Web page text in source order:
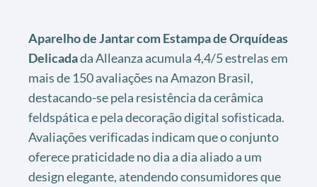
Aparelho de Jantar com Estampa de Orquídeas
Delicadada Alleanza acumula 4,4/5 estrelas em
mais de 150 avaliações na Amazon Brasil,
destacando-se pela resistência da cerâmica
feldspática e pela decoração digital sofisticada.
Avaliações verificadas indicam que o conjunto
oferece praticidade no dia a dia aliado a um
design elegante, atendendo consumidores que